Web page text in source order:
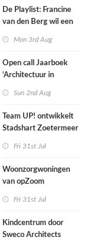
Nijmegen
De Playlist: Francine
van den Berg wil een
Mon 3rd Aug
Open call Jaarboek
‘Architectuur in
Sun 2nd Aug
Team UP! ontwikkelt
Stadshart Zoetermeer
Fri 31st Jul
Woonzorgwoningen
van opZoom
nieuwbouw en oude
industriële panden
Fri 31st Jul
Kindcentrum door
Sweco Architects